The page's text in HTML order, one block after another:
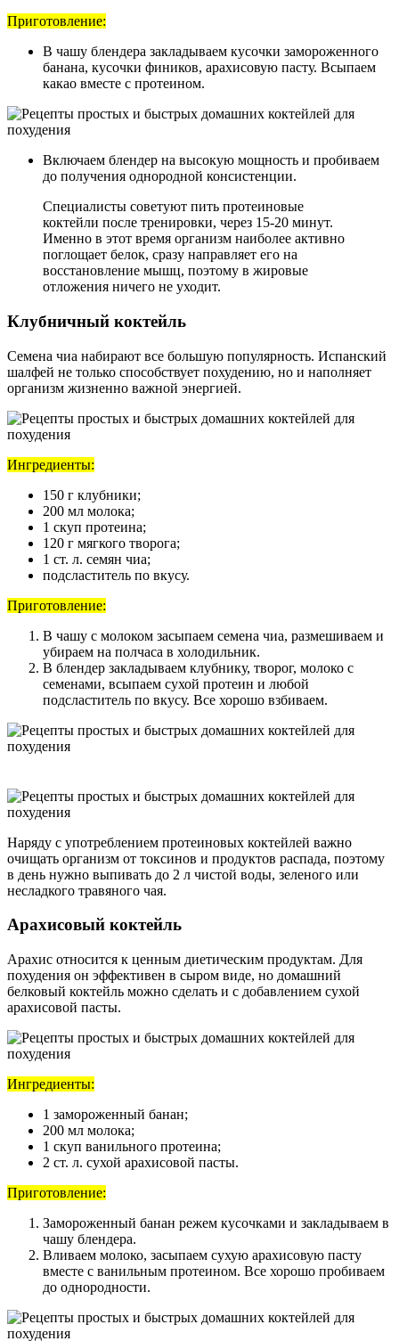
Приготовление:
В чашу блендера закладываем кусочки замороженного
банана, кусочки фиников, арахисовую пасту. Всыпаем
какао вместе с протеином.
Включаем блендер на высокую мощность и пробиваем
до получения однородной консистенции.
Специалисты советуют пить протеиновые
коктейли после тренировки, через 15-20 минут.
Именно в этот время организм наиболее активно
поглощает белок, сразу направляет его на
восстановление мышц, поэтому в жировые
отложения ничего не уходит.
Клубничный коктейль
Семена чиа набирают все большую популярность. Испанский
шалфей не только способствует похудению, но и наполняет
организм жизненно важной энергией.
Ингредиенты:
150 г клубники;
200 мл молока;
1 скуп протеина;
120 г мягкого творога;
1 ст. л. семян чиа;
подсластитель по вкусу.
Приготовление:
В чашу с молоком засыпаем семена чиа, размешиваем и
убираем на полчаса в холодильник.
В блендер закладываем клубнику, творог, молоко с
семенами, всыпаем сухой протеин и любой
подсластитель по вкусу. Все хорошо взбиваем.
Наряду с употреблением протеиновых коктейлей важно
очищать организм от токсинов и продуктов распада, поэтому
в день нужно выпивать до 2 л чистой воды, зеленого или
несладкого травяного чая.
Арахисовый коктейль
Арахис относится к ценным диетическим продуктам. Для
похудения он эффективен в сыром виде, но домашний
белковый коктейль можно сделать и с добавлением сухой
арахисовой пасты.
Ингредиенты:
1 замороженный банан;
200 мл молока;
1 скуп ванильного протеина;
2 ст. л. сухой арахисовой пасты.
Приготовление:
Замороженный банан режем кусочками и закладываем в
чашу блендера.
Вливаем молоко, засыпаем сухую арахисовую пасту
вместе с ванильным протеином. Все хорошо пробиваем
до однородности.